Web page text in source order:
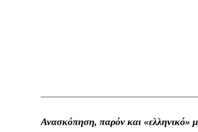
Ανασκόπηση, παρόν και «ελληνικό»